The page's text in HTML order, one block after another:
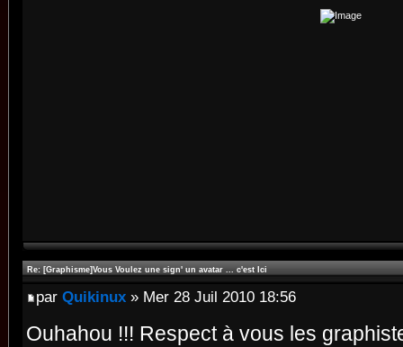
Re: [Graphisme]Vous Voulez une sign' un avatar ... c'est Ici
par Quikinux » Mer 28 Juil 2010 18:56
Ouhahou !!! Respect à vous les